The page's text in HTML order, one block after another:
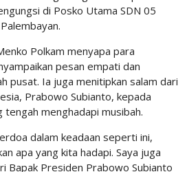
di Posko Utama SDN 05
Polkam menyapa para
pesan empati dan
pusat. Ia juga menitipkan salam dari
Prabowo Subianto, kepada
menghadapi musibah.
dalam keadaan seperti ini,
apa yang kita hadapi. Saya juga
Bapak Presiden Prabowo Subianto